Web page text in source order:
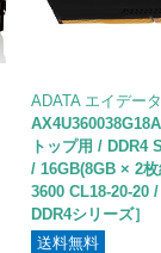
ADATA エイデー
トップ用 / DDR4
/ 16GB(8GB × 2
3600 CL18-20-20
DDR4シリーズ］
送料無料